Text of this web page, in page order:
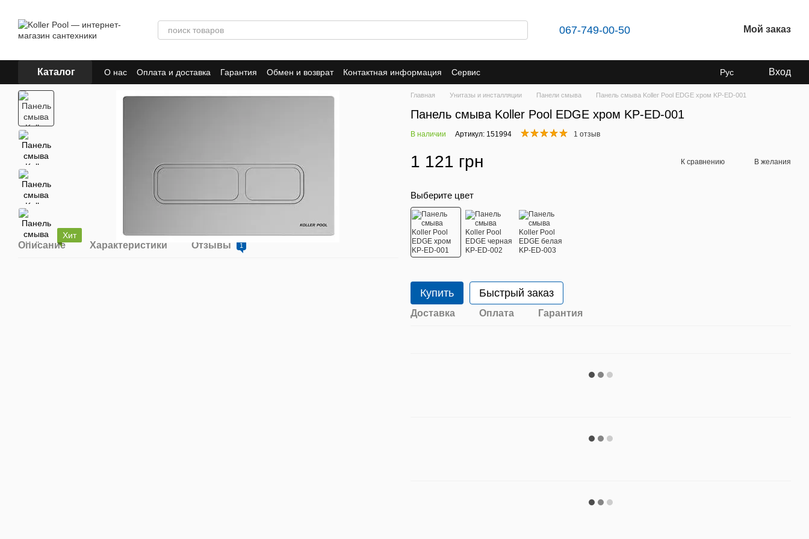
067-749-00-50 Мой заказ
Каталог О нас Оплата и доставка Гарантия Обмен и возврат Контактная информация Сервис Рус Вход
Хит
Описание Характеристики Отзывы 1
Главная Унитазы и инсталляции Панели смыва Панель смыва Koller Pool EDGE хром KP-ED-001
Панель смыва Koller Pool EDGE хром KP-ED-001
В наличии Артикул: 151994 1 отзыв
1 121 грн К сравнению В желания
Выберите цвет
Купить Быстрый заказ
Доставка Оплата Гарантия